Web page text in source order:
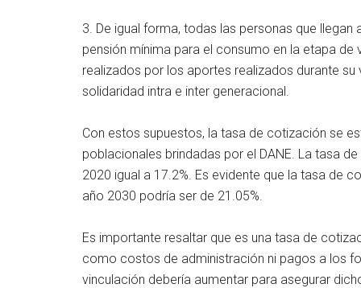
3. De igual forma, todas las personas que
pensión mínima para el consumo en la etapa
realizados por los aportes realizados durante
solidaridad intra e inter generacional.
Con estos supuestos, la tasa de cotización se
poblacionales brindadas por el DANE. La tasa
2020 igual a 17.2%. Es evidente que la tasa de
año 2030 podría ser de 21.05%.
Es importante resaltar que es una tasa de
como costos de administración ni pagos a los
vinculación debería aumentar para asegurar